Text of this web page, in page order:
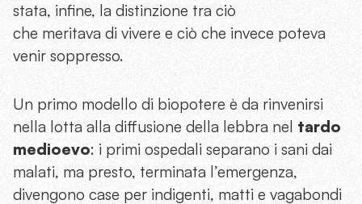
stata, infine, la distinzione tra ciò
che meritava di vivere e ciò che invece poteva
venir soppresso.
Un primo modello di biopotere è da rinvenirsi
nella lotta alla diffusione della lebbra nel tardo
medioevo: i primi ospedali separano i sani dai
malati, ma presto, terminata l’emergenza,
divengono case per indigenti, matti e vagabondi